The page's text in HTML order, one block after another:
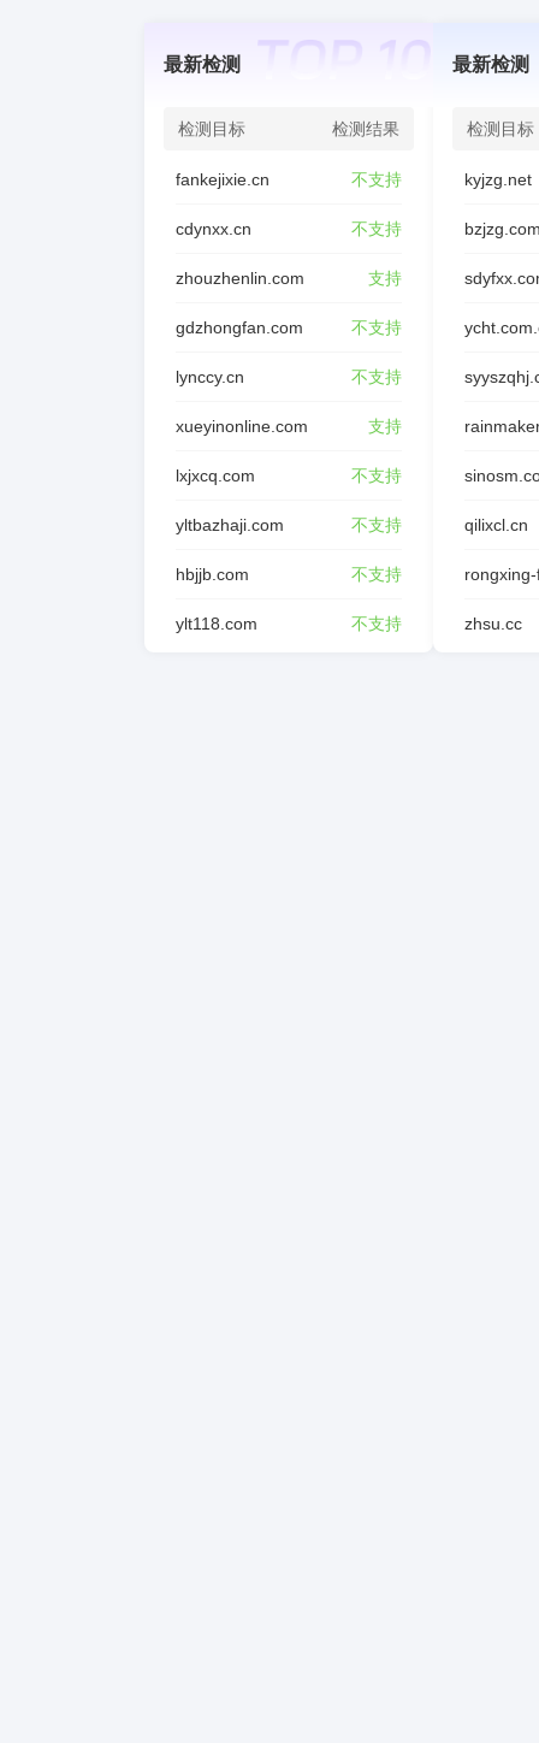
最新检测
检测目标 检测结果
fankejixie.cn 不支持
cdynxx.cn 不支持
zhouzhenlin.com 支持
gdzhongfan.com 不支持
lynccy.cn 不支持
xueyinonline.com 支持
lxjxcq.com 不支持
yltbazhaji.com 不支持
hbjjb.com 不支持
ylt118.com 不支持
最新检测
检测目标
kyjzg.net
qilixcl.cn
zhsu.cc